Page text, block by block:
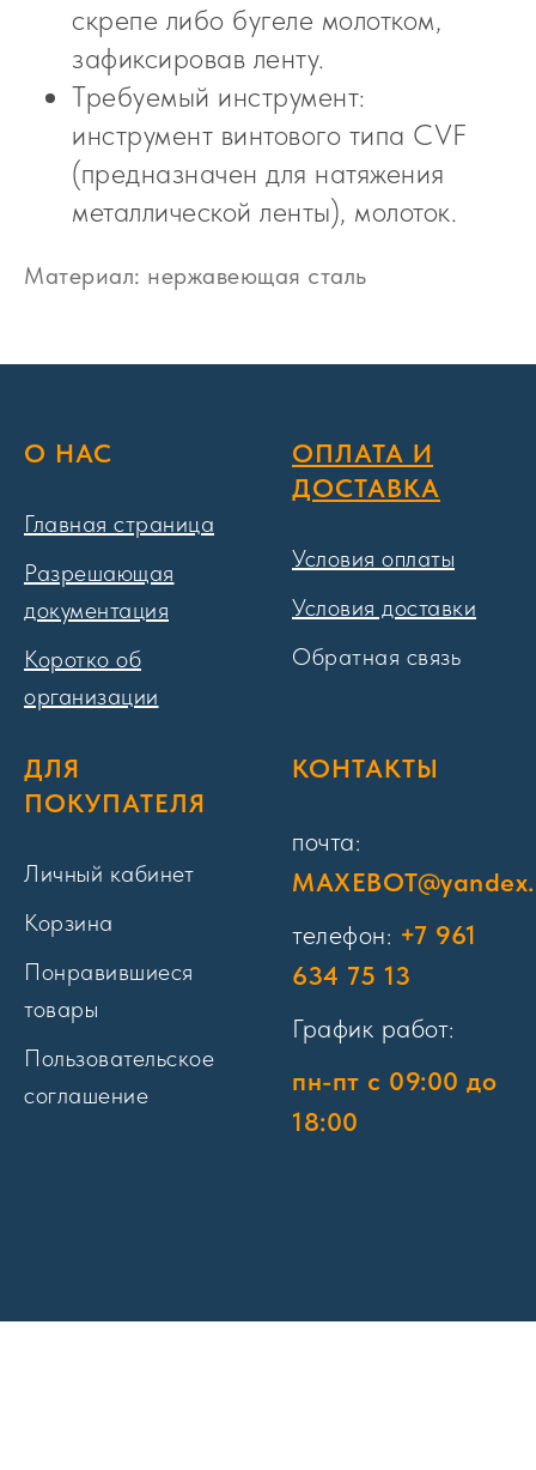
скрепе либо бугеле молотком,
зафиксировав ленту.
Требуемый инструмент:
инструмент винтового типа CVF
(предназначен для натяжения
металлической ленты), молоток.
Материал: нержавеющая сталь
О НАС
Главная страница
Разрешающая
документация
Коротко об
организации
ОПЛАТА И
ДОСТАВКА
Условия оплаты
Условия доставки
Обратная связь
ДЛЯ
ПОКУПАТЕЛЯ
Личный кабинет
Корзина
Понравившиеся
товары
Пользовательское
соглашение
КОНТАКТЫ
почта:
телефон: +7 961
634 75 13
График работ:
пн-пт с 09:00 до
18:00